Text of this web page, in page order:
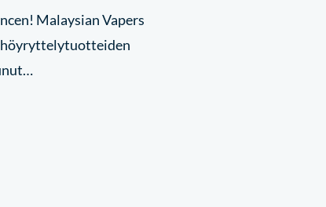
Malaysian Vapers
höyryttelytuotteiden